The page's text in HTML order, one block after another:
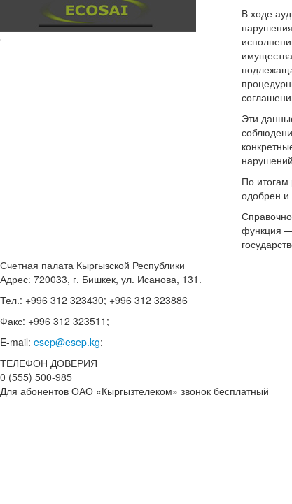
В ходе
Эти
По итогам
одобрен
функция
Счетная палата Кыргызской Республики
Адрес: 720033, г. Бишкек, ул. Исанова, 131.
Тел.: +996 312 323430; +996 312 323886
Факс: +996 312 323511;
E-mail: esep@esep.kg;
ТЕЛЕФОН ДОВЕРИЯ
0 (555) 500-985
Для абонентов ОАО «Кыргызтелеком» звонок бесплатный